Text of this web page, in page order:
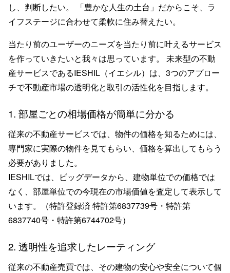
し、判断したい。 「豊かな人生の土台」だからこそ、ラ
イフステージに合わせて柔軟に住み替えたい。
当たり前のユーザーのニーズを当たり前に叶えるサービス
を作っていきたいと我々は思っています。 未来型の不動
産サービスであるIESHIL（イエシル）は、3つのアプロー
チで不動産市場の透明化と取引の活性化を目指します。
1. 部屋ごとの相場価格が簡単に分かる
従来の不動産サービスでは、物件の価格を知るためには、
専門家に実際の物件を見てもらい、価格を算出してもらう
必要がありました。
IESHILでは、ビッグデータから、建物単位での価格では
なく、部屋単位での今現在の市場価値を査定して表示して
います。（特許登録済 特許第6837739号・特許第
6837740号・特許第6744702号）
2. 透明性を追求したレーティング
従来の不動産売買では、その建物の安心や安全について個